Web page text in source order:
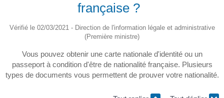
française ?
Vérifié le 02/03/2021 - Direction de l'information légale et administrative
(Première ministre)
Vous pouvez obtenir une carte nationale d'identité ou un
passeport à condition d'être de nationalité française. Plusieurs
types de documents vous permettent de prouver votre nationalité.